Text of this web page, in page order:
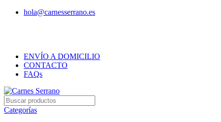
hola@carnesserrano.es
ENVÍO A DOMICILIO
CONTACTO
FAQs
Categorías